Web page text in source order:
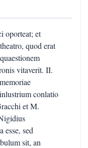
oporteat; et
quod erat
vitaverit. II.
conlatio
et M.
esse, sed
sit, an